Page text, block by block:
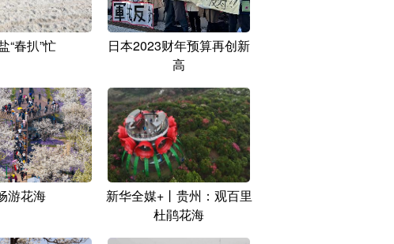
“春扒”忙
日本2023财年预算再创新
高
游花海
新华全媒+丨贵州：观百里
杜鹃花海